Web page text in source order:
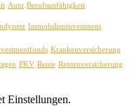
Auto Berufsunfähigkeit
Immobilieninvestment
Krankenversicherung
PKV Rente Rentenversicherung
Einstellungen.